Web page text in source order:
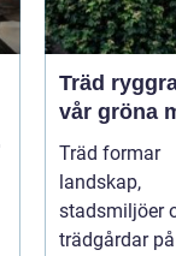
Träd ryggraden i
vår gröna
Träd formar
landskap,
stadsmiljöer
trädgårdar